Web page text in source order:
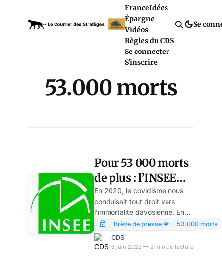
FranceIdées
Épargne
Vidéos
Règles du CDS
Se connecter
S'inscrire
Se
53.000 morts
Pour 53 000 morts
de plus : l’INSEE
balise , par
Modeste Schwartz
En 2020, le covidisme nous
conduisait tout droit vers
l’immortalité davosienne. En
2023, l’INSEE constate qu’en
2022, par rapport à 2021, la
surmortalité a grimpé – point
Brève de presse 📯
53.000 morts
CDS
8 juin 2023 — 2 min de lecture